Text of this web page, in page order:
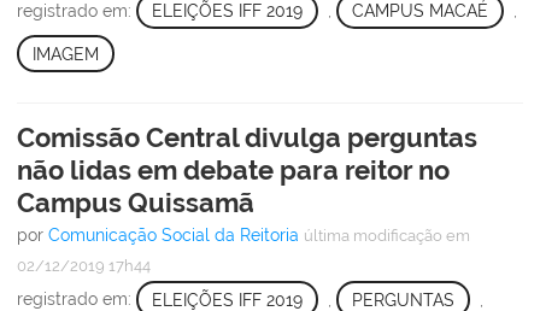
registrado em: ELEIÇÕES IFF 2019 CAMPUS MACAÉ
IMAGEM
Comissão Central divulga perguntas
não lidas em debate para reitor no
Campus Quissamã
por Comunicação Social da Reitoria última modificação em
02/12/2019 17h44
registrado em: ELEIÇÕES IFF 2019 PERGUNTAS